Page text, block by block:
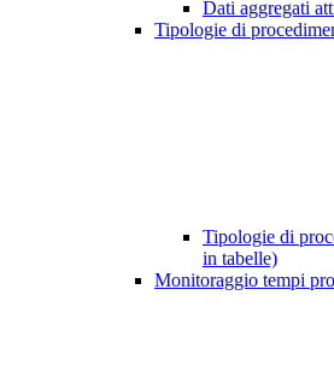
Dati aggregati
Tipologie di
Tipologie di
in tabelle)
Monitoraggio tempi